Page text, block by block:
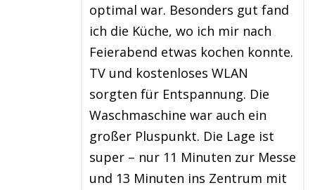
optimal war. Besonders gut fand
ich die Küche, wo ich mir nach
Feierabend etwas kochen konnte.
TV und kostenloses WLAN
sorgten für Entspannung. Die
Waschmaschine war auch ein
großer Pluspunkt. Die Lage ist
super – nur 11 Minuten zur Messe
und 13 Minuten ins Zentrum mit